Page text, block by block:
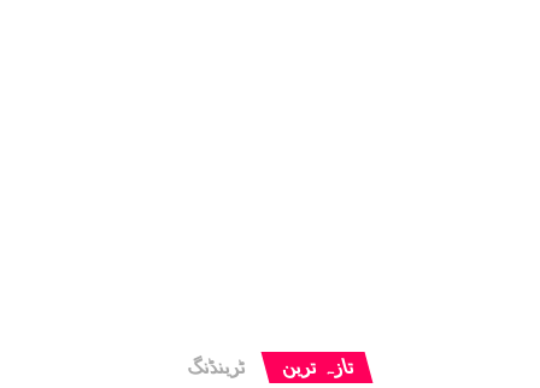
تازہ ترین ٹرینڈنگ